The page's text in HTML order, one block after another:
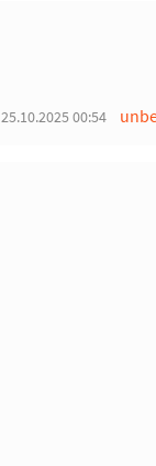
25.10.2025 00:54